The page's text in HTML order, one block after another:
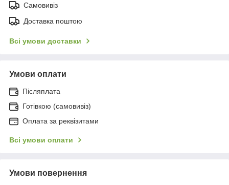
Самовивіз
Доставка поштою
Всі умови доставки
Умови оплати
Післяплата
Готівкою (самовивіз)
Оплата за реквізитами
Всі умови оплати
Умови повернення